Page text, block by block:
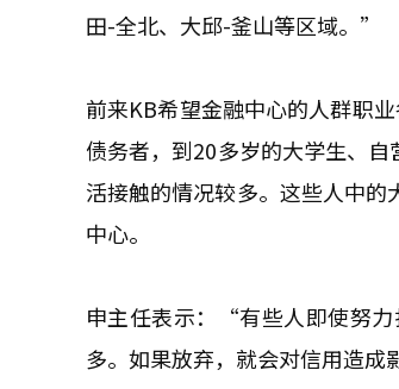
田-全北、大邱-釜山等区域。”
前来KB希望金融中心的人群职
债务者，到20多岁的大学生、
活接触的情况较多。这些人中
中心。
申主任表示：“有些人即使努
多。如果放弃，就会对信用造成